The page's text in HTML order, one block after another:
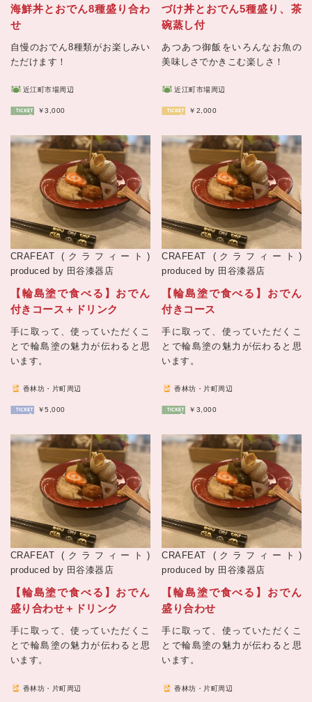
海鮮丼とおでん8種盛り合わ
せ
自慢のおでん8種類がお楽しみい
ただけます！
近江町市場周辺
￥3,000
づけ丼とおでん5種盛り、茶
碗蒸し付
あつあつ御飯をいろんなお魚の
美味しさでかきこむ楽しさ！
近江町市場周辺
￥2,000
CRAFEAT (クラフィート)
produced by 田谷漆器店
【輪島塗で食べる】おでん
付きコース＋ドリンク
手に取って、使っていただくこ
とで輪島塗の魅力が伝わると思
います。
香林坊・片町周辺
￥5,000
CRAFEAT (クラフィート)
produced by 田谷漆器店
【輪島塗で食べる】おでん
付きコース
手に取って、使っていただくこ
とで輪島塗の魅力が伝わると思
います。
香林坊・片町周辺
￥3,000
CRAFEAT (クラフィート)
produced by 田谷漆器店
【輪島塗で食べる】おでん
盛り合わせ＋ドリンク
手に取って、使っていただくこ
とで輪島塗の魅力が伝わると思
います。
香林坊・片町周辺
CRAFEAT (クラフィート)
produced by 田谷漆器店
【輪島塗で食べる】おでん
盛り合わせ
手に取って、使っていただくこ
とで輪島塗の魅力が伝わると思
います。
香林坊・片町周辺